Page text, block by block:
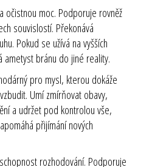
očistnou moc. Podporuje rovněž
souvislostí. Překonává
Pokud se užívá na vyšších
bránu do jiné reality.
pro mysl, kterou dokáže
Umí zmírňovat obavy,
a udržet pod kontrolou vše,
přijímání nových
rozhodování. Podporuje